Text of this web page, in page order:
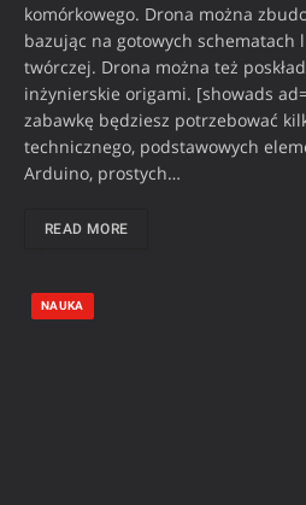
komórkowego. Drona można
bazując na gotowych schematach
twórczej. Drona można też
inżynierskie origami. [showads
zabawkę będziesz potrzebować
technicznego, podstawowych
Arduino, prostych…
READ MORE
NAUKA